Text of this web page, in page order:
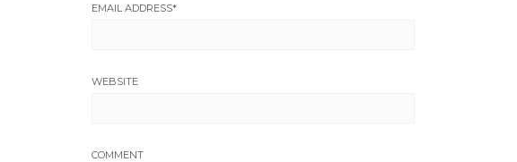
EMAIL ADDRESS*
WEBSITE
COMMENT